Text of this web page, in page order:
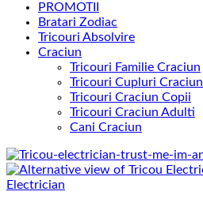
PROMOTII
Bratari Zodiac
Tricouri Absolvire
Craciun
Tricouri Familie Craciun
Tricouri Cupluri Craciun
Tricouri Craciun Copii
Tricouri Craciun Adulti
Cani Craciun